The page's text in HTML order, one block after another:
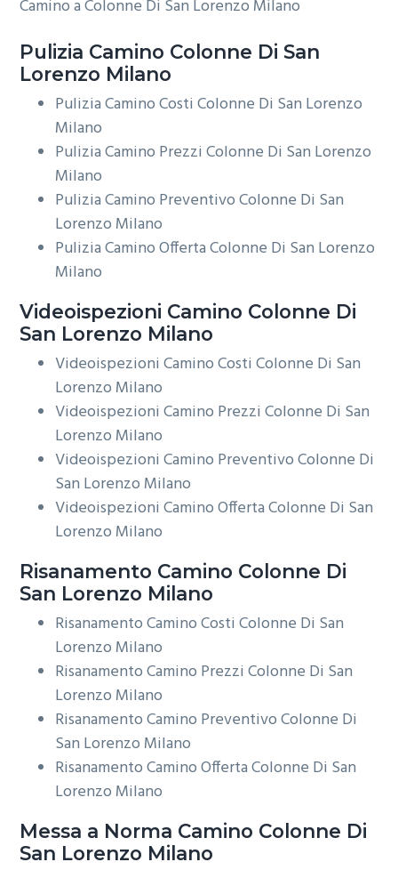
Camino a Colonne Di San Lorenzo Milano
Pulizia Camino Colonne Di San
Lorenzo Milano
Pulizia Camino Costi Colonne Di San Lorenzo
Milano
Pulizia Camino Prezzi Colonne Di San Lorenzo
Milano
Pulizia Camino Preventivo Colonne Di San
Lorenzo Milano
Pulizia Camino Offerta Colonne Di San Lorenzo
Milano
Videoispezioni Camino Colonne Di
San Lorenzo Milano
Videoispezioni Camino Costi Colonne Di San
Lorenzo Milano
Videoispezioni Camino Prezzi Colonne Di San
Lorenzo Milano
Videoispezioni Camino Preventivo Colonne Di
San Lorenzo Milano
Videoispezioni Camino Offerta Colonne Di San
Lorenzo Milano
Risanamento Camino Colonne Di
San Lorenzo Milano
Risanamento Camino Costi Colonne Di San
Lorenzo Milano
Risanamento Camino Prezzi Colonne Di San
Lorenzo Milano
Risanamento Camino Preventivo Colonne Di
San Lorenzo Milano
Risanamento Camino Offerta Colonne Di San
Lorenzo Milano
Messa a Norma Camino Colonne Di
San Lorenzo Milano